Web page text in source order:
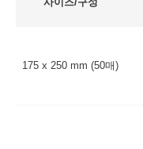
175 x 250 mm (50매)